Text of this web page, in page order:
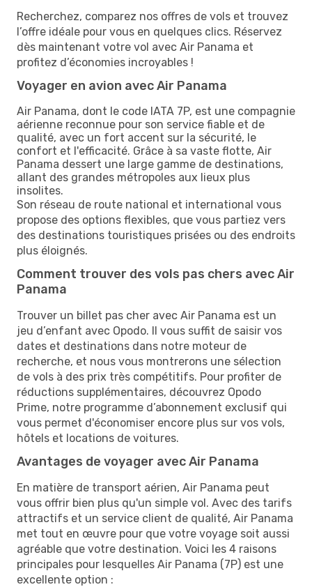
Recherchez, comparez nos offres de vols et trouvez
l’offre idéale pour vous en quelques clics. Réservez
dès maintenant votre vol avec Air Panama et
profitez d’économies incroyables !
Voyager en avion avec Air Panama
Air Panama, dont le code IATA 7P, est une compagnie
aérienne reconnue pour son service fiable et de
qualité, avec un fort accent sur la sécurité, le
confort et l'efficacité. Grâce à sa vaste flotte, Air
Panama dessert une large gamme de destinations,
allant des grandes métropoles aux lieux plus
insolites.
Son réseau de route national et international vous
propose des options flexibles, que vous partiez vers
des destinations touristiques prisées ou des endroits
plus éloignés.
Comment trouver des vols pas chers avec Air
Panama
Trouver un billet pas cher avec Air Panama est un
jeu d’enfant avec Opodo. Il vous suffit de saisir vos
dates et destinations dans notre moteur de
recherche, et nous vous montrerons une sélection
de vols à des prix très compétitifs. Pour profiter de
réductions supplémentaires, découvrez Opodo
Prime, notre programme d’abonnement exclusif qui
vous permet d'économiser encore plus sur vos vols,
hôtels et locations de voitures.
Avantages de voyager avec Air Panama
En matière de transport aérien, Air Panama peut
vous offrir bien plus qu'un simple vol. Avec des tarifs
attractifs et un service client de qualité, Air Panama
met tout en œuvre pour que votre voyage soit aussi
agréable que votre destination. Voici les 4 raisons
principales pour lesquelles Air Panama (7P) est une
excellente option :